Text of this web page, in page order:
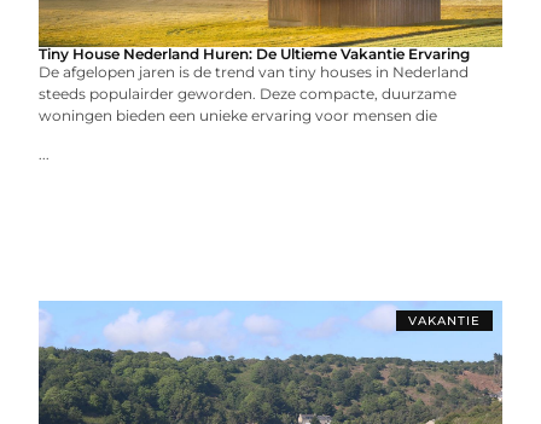
Tiny House Nederland Huren: De Ultieme Vakantie Ervaring
De afgelopen jaren is de trend van tiny houses in Nederland
steeds populairder geworden. Deze compacte, duurzame
woningen bieden een unieke ervaring voor mensen die
...
VAKANTIE